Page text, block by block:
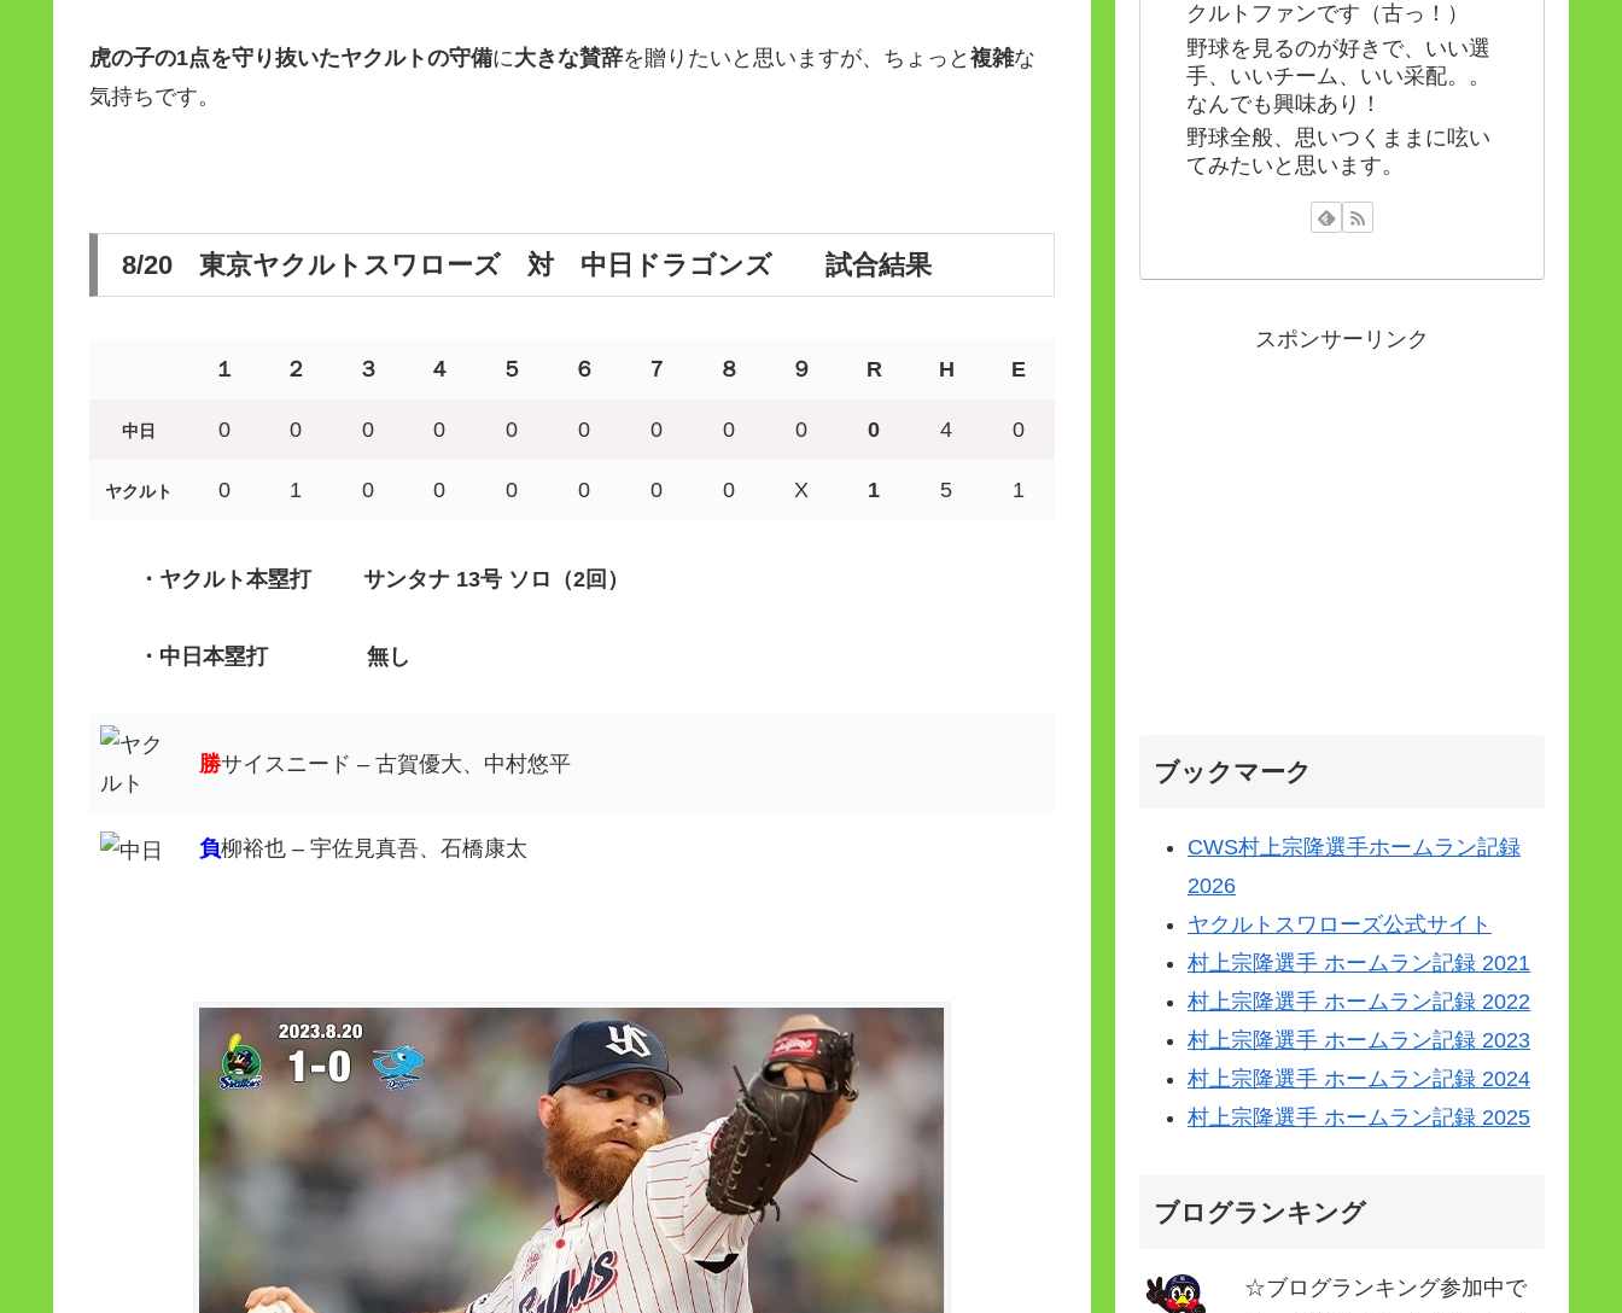
虎の子の1点を守り抜いたヤクルトの守備に大きな賛辞を贈りたいと思いますが、ちょっと 複雑な
気持ちです。
8/20 東京ヤクルトスワローズ 対 中日ドラゴンズ 試合結果
１ ２ ３ ４ ５ ６ ７ ８ ９ R H E
中日 0 0 0 0 0 0 0 0 0 0 4 0
ヤクルト 0 1 0 0 0 0 0 0 X 1 5 1
・ヤクルト本塁打 サンタナ 13号 ソロ（2回）
・中日 本塁打 無し
勝サイスニード – 古賀優大、中村悠平
負柳裕也 – 宇佐見真吾、石橋康太
クルトファンです（古っ！）
野球を見るのが好きで、いい選
手、いいチーム、いい采配。。
なんでも興味あり！
野球全般、思いつくままに呟い
てみたいと思います。
スポンサーリンク
ブックマーク
CWS村上宗隆選手ホームラン記録
2026
ヤクルトスワローズ公式サイト
村上宗隆選手 ホームラン記録 2021
村上宗隆選手 ホームラン記録 2022
村上宗隆選手 ホームラン記録 2023
村上宗隆選手 ホームラン記録 2024
村上宗隆選手 ホームラン記録 2025
ブログランキング
☆ブログランキング参加中で